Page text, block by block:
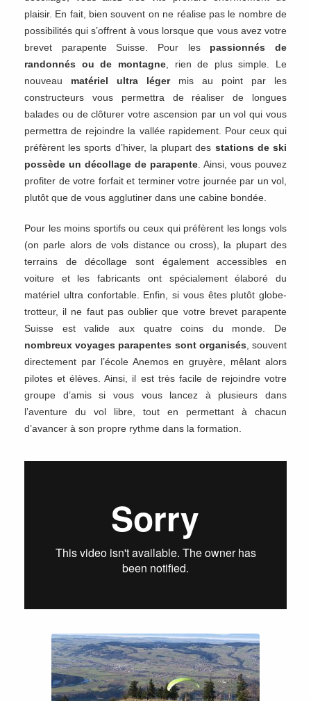
plaisir. En fait, bien souvent on ne réalise pas le nombre de
possibilités qui s’offrent à vous lorsque que vous avez votre
brevet parapente Suisse. Pour les passionnés de
randonnés ou de montagne, rien de plus simple. Le
nouveau matériel ultra légermis au point par les
constructeurs vous permettra de réaliser de longues
balades ou de clôturer votre ascension par un vol qui vous
permettra de rejoindre la vallée rapidement. Pour ceux qui
préfèrent les sports d’hiver, la plupart des stations de ski
possède un décollage de parapente . Ainsi, vous pouvez
profiter de votre forfait et terminer votre journée par un vol,
plutôt que de vous agglutiner dans une cabine bondée.
Pour les moins sportifs ou ceux qui préfèrent les longs vols
(on parle alors de vols distance ou cross), la plupart des
terrains de décollage sont également accessibles en
voiture et les fabricants ont spécialement élaboré du
matériel ultra confortable. Enfin, si vous êtes plutôt globe-
trotteur, il ne faut pas oublier que votre brevet parapente
Suisse est valide aux quatre coins du monde. De
nombreux voyages parapentes sont organisés , souvent
directement par l’école Anemos en gruyère, mêlant alors
pilotes et élèves. Ainsi, il est très facile de rejoindre votre
groupe d’amis si vous vous lancez à plusieurs dans
l’aventure du vol libre, tout en permettant à chacun
d’avancer à son propre rythme dans la formation.